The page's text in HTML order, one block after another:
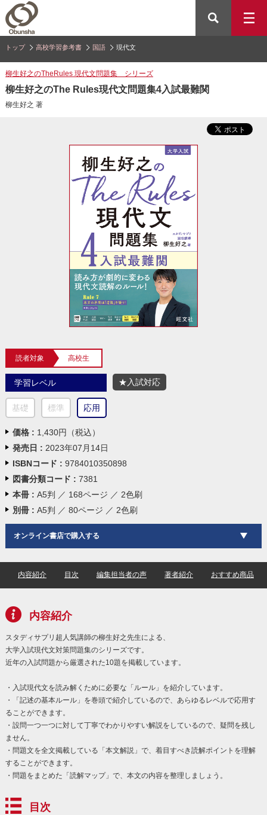
トップ 高校学習参考書 国語 現代文
柳生好之のTheRules 現代文問題集 シリーズ
柳生好之のThe Rules現代文問題集4入試最難関
柳生好之 著
読者対象 高校生
学習レベル
基礎 標準 応用
★入試対応
価格 : 1,430円（税込）
発売日 : 2023年07月14日
ISBNコード : 9784010350898
図書分類コード : 7381
本冊 : A5判 ／ 168ページ ／ 2色刷
別冊 : A5判 ／ 80ページ ／ 2色刷
オンライン書店で購入する
内容紹介 目次 編集担当者の声 著者紹介 おすすめ商品
内容紹介
スタディサプリ超人気講師の柳生好之先生による、
大学入試現代文対策問題集のシリーズです。
近年の入試問題から厳選された10題を掲載しています。
・入試現代文を読み解くために必要な「ルール」を紹介しています。
・「記述の基本ルール」を巻頭で紹介しているので、あらゆるレベルで応用す
ることができます。
・設問一つ一つに対して丁寧でわかりやすい解説をしているので、疑問を残し
ません。
・問題文を全文掲載している「本文解説」で、着目すべき読解ポイントを理解
することができます。
・問題をまとめた「読解マップ」で、本文の内容を整理しましょう。
目次